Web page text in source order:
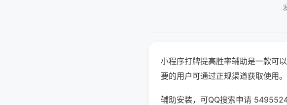
小程序打牌提高胜率辅助是一款可
要的用户可通过正规渠道获取使用。
辅助安装，可QQ搜索申请